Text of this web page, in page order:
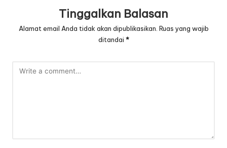
Tinggalkan Balasan
Alamat email Anda tidak akan dipublikasikan. Ruas yang wajib
ditandai *